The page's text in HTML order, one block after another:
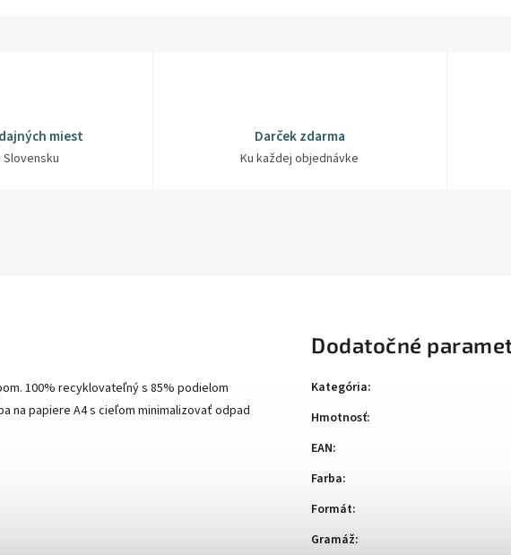
miest Darček zdarma
Ku každej objednávke
100% recyklovateľný s 85% podielom
na papiere A4 s cieľom minimalizovať odpad
Dodatočné
Kategória:
Hmotnosť:
EAN:
Farba:
Formát:
Gramáž: